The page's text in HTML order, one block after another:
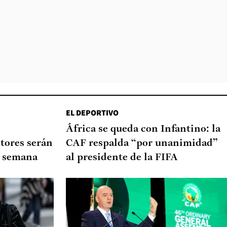
serán
EL DEPORTIVO
África se queda con Infantino: la
CAF respalda “por unanimidad”
al presidente de la FIFA